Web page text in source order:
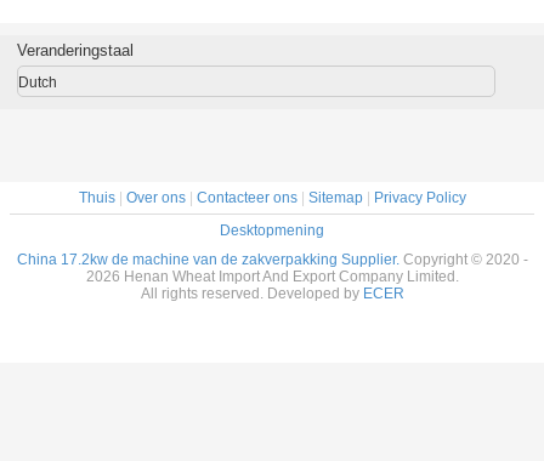
Veranderingstaal
Dutch
Thuis| Over ons| Contacteer ons| Sitemap|
Privacy Policy
Desktopmening
China 17.2kw de machine van de zakverpakking Supplier. Copyright © 2020 -
2026 Henan Wheat Import And Export Company Limited.
All rights reserved. Developed by ECER